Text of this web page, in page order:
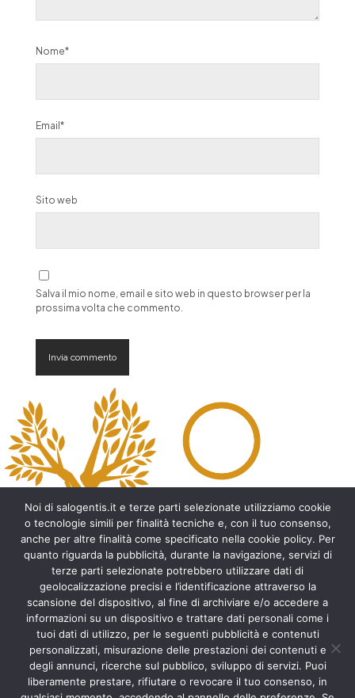
Nome*
Email*
Sito web
Salva il mio nome, email e sito web in questo browser per la
prossima volta che commento.
A
l
t
e
r
n
a
v
e
:
Archeologia del Salento
Cripte e ambienti rupestri del Salento
Leggende del Salento
Tradizioni e folklore del Salento
Arte del Salento
Personaggi illustri del Salento
Aneddoti e curiosità sul Salento
Noi di salogentis.it e terze parti selezionate utilizziamo cookie
o tecnologie simili per finalità tecniche e, con il tuo consenso,
anche per altre finalità come specificato nella cookie policy. Per
quanto riguarda la pubblicità, durante la navigazione, servizi di
terze parti selezionate potrebbero utilizzare dati di
geolocalizzazione precisi e l’identificazione attraverso la
scansione del dispositivo, al fine di archiviare e/o accedere a
informazioni su un dispositivo e trattare dati personali come i
tuoi dati di utilizzo, per le seguenti pubblicità e contenuti
personalizzati, misurazione delle prestazioni dei contenuti e
degli annunci, ricerche sul pubblico, sviluppo di servizi. Puoi
liberamente prestare, rifiutare o revocare il tuo consenso, in